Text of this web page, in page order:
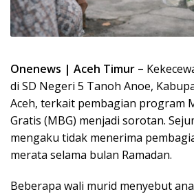
Onenews | Aceh Timur –
di SD Negeri 5 Tanoh Anoe,
Aceh, terkait pembagian program
Gratis (MBG) menjadi sorotan.
mengaku tidak menerima
merata selama bulan Ramadan.
Beberapa wali murid menyebut